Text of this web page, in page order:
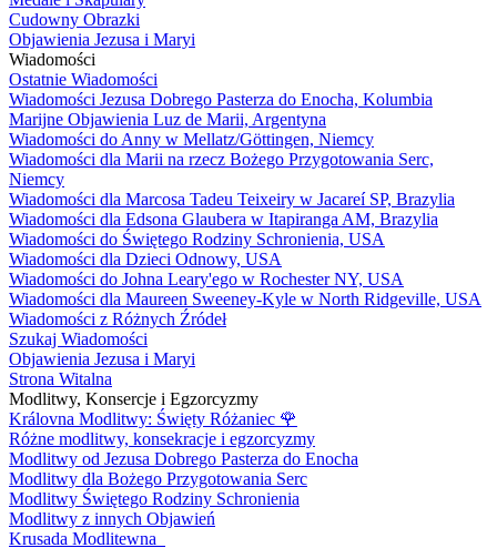
Cudowny Obrazki
Objawienia Jezusa i Maryi
Wiadomości
Ostatnie Wiadomości
Wiadomości Jezusa Dobrego Pasterza do Enocha, Kolumbia
Marijne Objawienia Luz de Marii, Argentyna
Wiadomości do Anny w Mellatz/Göttingen, Niemcy
Wiadomości dla Marii na rzecz Bożego Przygotowania Serc,
Niemcy
Wiadomości dla Marcosa Tadeu Teixeiry w Jacareí SP, Brazylia
Wiadomości dla Edsona Glaubera w Itapiranga AM, Brazylia
Wiadomości do Świętego Rodziny Schronienia, USA
Wiadomości dla Dzieci Odnowy, USA
Wiadomości do Johna Leary'ego w Rochester NY, USA
Wiadomości dla Maureen Sweeney-Kyle w North Ridgeville, USA
Wiadomości z Różnych Źródeł
Szukaj Wiadomości
Objawienia Jezusa i Maryi
Strona Witalna
Modlitwy, Konsercje i Egzorcyzmy
Královna Modlitwy: Święty Różaniec 🌹
Różne modlitwy, konsekracje i egzorcyzmy
Modlitwy od Jezusa Dobrego Pasterza do Enocha
Modlitwy dla Bożego Przygotowania Serc
Modlitwy Świętego Rodziny Schronienia
Modlitwy z innych Objawień
Krusada Modlitewna